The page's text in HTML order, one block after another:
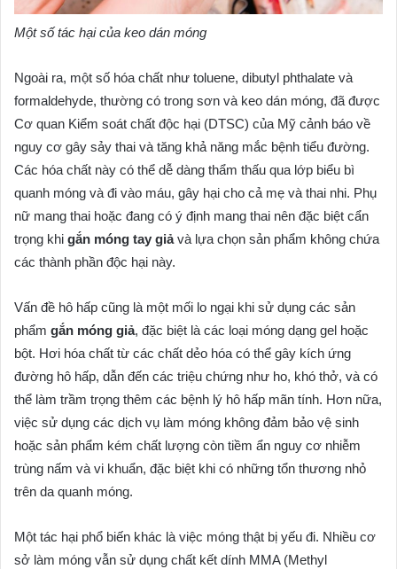
Một số tác hại của keo dán móng
Ngoài ra, một số hóa chất như toluene, dibutyl phthalate và
formaldehyde, thường có trong sơn và keo dán móng, đã được
Cơ quan Kiểm soát chất độc hại (DTSC) của Mỹ cảnh báo về
nguy cơ gây sảy thai và tăng khả năng mắc bệnh tiểu đường.
Các hóa chất này có thể dễ dàng thẩm thấu qua lớp biểu bì
quanh móng và đi vào máu, gây hại cho cả mẹ và thai nhi. Phụ
nữ mang thai hoặc đang có ý định mang thai nên đặc biệt cẩn
trọng khi gắn móng tay giảvà lựa chọn sản phẩm không chứa
các thành phần độc hại này.
Vấn đề hô hấp cũng là một mối lo ngại khi sử dụng các sản
phẩm gắn móng giả, đặc biệt là các loại móng dạng gel hoặc
bột. Hơi hóa chất từ các chất dẻo hóa có thể gây kích ứng
đường hô hấp, dẫn đến các triệu chứng như ho, khó thở, và có
thể làm trầm trọng thêm các bệnh lý hô hấp mãn tính. Hơn nữa,
việc sử dụng các dịch vụ làm móng không đảm bảo vệ sinh
hoặc sản phẩm kém chất lượng còn tiềm ẩn nguy cơ nhiễm
trùng nấm và vi khuẩn, đặc biệt khi có những tổn thương nhỏ
trên da quanh móng.
Một tác hại phổ biến khác là việc móng thật bị yếu đi. Nhiều cơ
sở làm móng vẫn sử dụng chất kết dính MMA (Methyl